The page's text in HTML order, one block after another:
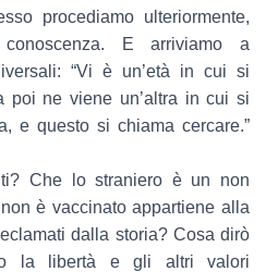
procediamo ulteriormente,
E arriviamo a
“Vi è un’età in cui si
poi ne viene un’altra in cui si
e questo si chiama cercare.”
Che lo straniero è un non
è vaccinato appartiene alla
dalla storia? Cosa dirò
la libertà e gli altri valori